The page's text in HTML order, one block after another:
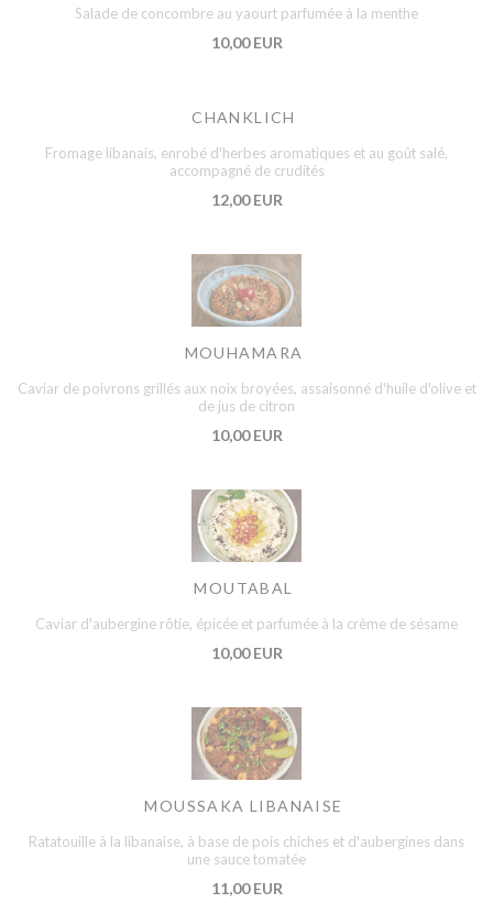
Salade de concombre au yaourt parfumée à la menthe
10,00 EUR
CHANKLICH
Fromage libanais, enrobé d'herbes aromatiques et au goût salé,
accompagné de crudités
12,00 EUR
MOUHAMARA
Caviar de poivrons grillés aux noix broyées, assaisonné d'huile d'olive et
de jus de citron
10,00 EUR
MOUTABAL
Caviar d'aubergine rôtie, épicée et parfumée à la crème de sésame
10,00 EUR
MOUSSAKA LIBANAISE
Ratatouille à la libanaise, à base de pois chiches et d'aubergines dans
une sauce tomatée
11,00 EUR